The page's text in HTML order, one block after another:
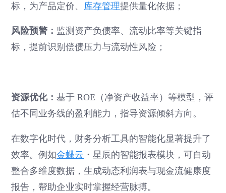
标，为产品定价、 库存管理提供量化依据；
风险预警： 监测资产负债率、流动比率等关键指
标，提前识别偿债压力与流动性风险；
资源优化：基于 ROE（净资产收益率）等模型，评
估不同业务线的盈利能力，指导资源倾斜方向。
在数字化时代，财务分析工具的智能化显著提升了
效率。例如金蝶云 ・星辰的智能报表模块，可自动
整合多维度数据，生成动态利润表与现金流健康度
报告，帮助企业实时掌握经营脉搏。